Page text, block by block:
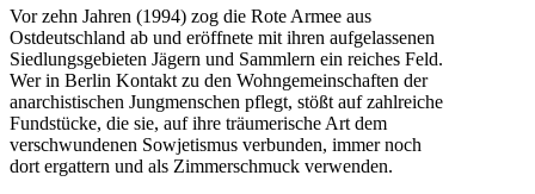
Vor zehn Jahren (1994) zog die Rote Armee aus
Ostdeutschland ab und eröffnete mit ihren aufgelassenen
Siedlungsgebieten Jägern und Sammlern ein reiches Feld.
Wer in Berlin Kontakt zu den Wohngemeinschaften der
anarchistischen Jungmenschen pflegt, stößt auf zahlreiche
Fundstücke, die sie, auf ihre träumerische Art dem
verschwundenen Sowjetismus verbunden, immer noch
dort ergattern und als Zimmerschmuck verwenden.